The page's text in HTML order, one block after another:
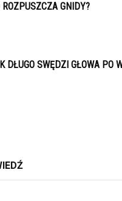
ROZPUSZCZA GNIDY?
DŁUGO SWĘDZI GŁOWA PO